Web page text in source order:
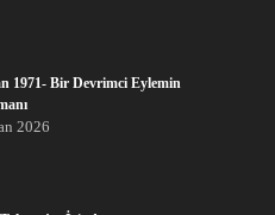
1971- Bir Devrimci Eylemin
2026